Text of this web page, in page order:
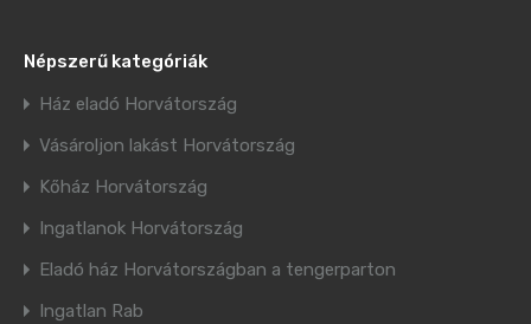
Népszerű kategóriák
Ház eladó Horvátország
Vásároljon lakást Horvátország
Kőház Horvátország
Ingatlanok Horvátország
Eladó ház Horvátországban a tengerparton
Ingatlan Rab